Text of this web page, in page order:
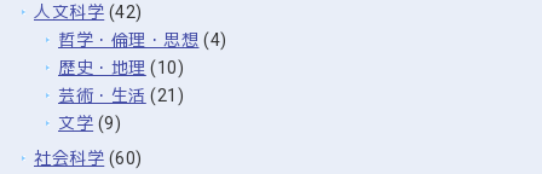
人文科学 (42)
哲学・倫理・思想 (4)
歴史・地理 (10)
芸術・生活 (21)
文学 (9)
社会科学 (60)